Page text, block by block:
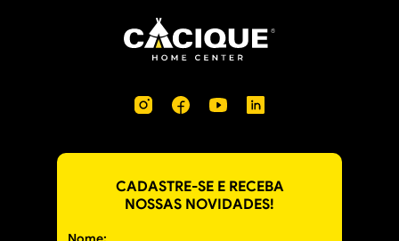
CADASTRE-SE E RECEBA
NOSSAS NOVIDADES!